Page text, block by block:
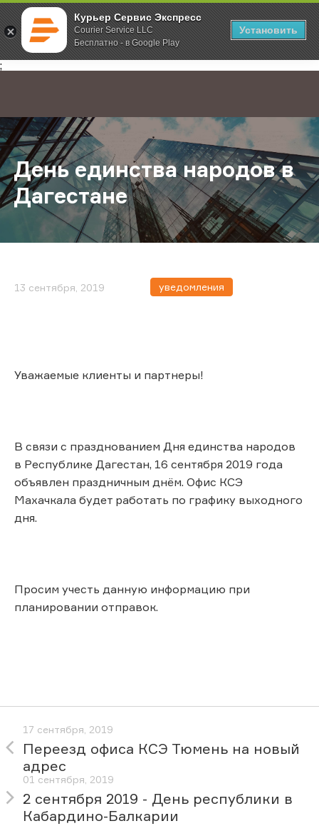
Курьер Сервис Экспресс
Courier Service LLC
Бесплатно - в Google Play
Установить
;
Главная О компании Новости День единства народов в
День единства народов в
Дагестане
13 сентября, 2019 уведомления
Уважаемые клиенты и партнеры!
В связи с празднованием Дня единства народов
в Республике Дагестан, 16 сентября 2019 года
объявлен праздничным днём. Офис КСЭ
Махачкала будет работать по графику выходного
дня.
Просим учесть данную информацию при
планировании отправок.
17 сентября, 2019
Переезд офиса КСЭ Тюмень на новый
адрес
01 сентября, 2019
2 сентября 2019 - День республики в
Кабардино-Балкарии